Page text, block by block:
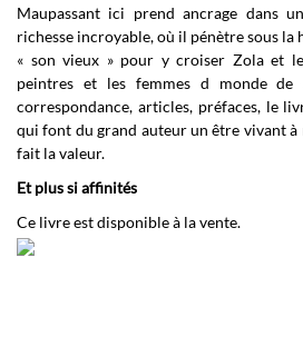
Maupassant ici prend ancrage dans
richesse incroyable, où il pénètre sous
« son vieux » pour y croiser Zola et
peintres et les femmes d monde de
correspondance, articles, préfaces, le
qui font du grand auteur un être vivant à
fait la valeur.
Et plus si affinités
Ce livre est disponible à la vente.